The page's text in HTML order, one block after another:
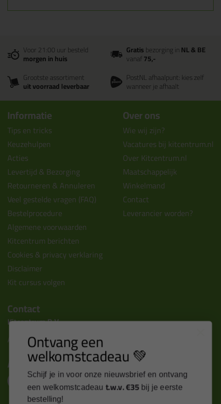
Voor 21:00 uur besteld
morgen in huis
Gratisbezorging inNL & BE
vanaf75,-
Grootste assortiment
uit voorraad leverbaar
PostNL afhaalpunt: kies zelf
wanneer je afhaalt
Informatie
Tips en tricks
Keuzehulpen
Acties
Levertijd & Bezorging
Retourneren & Annuleren
Veel gestelde vragen (FAQ)
Bestelprocedure
Algemene voorwaarden
Kitcentrum berichten
Cookies & privacy verklaring
Disclaimer
Kit cursus volgen
Over ons
Wie wij zijn?
Vacatures bij kitcentrum.nl
Over Kitcentrum.nl
Maatschappelijk
Winkelmand
Contact
Leverancier worden?
Contact
Kitcentrum B.V.
Alle contactgegevens >
Altijd op de hoogte blijven?
Ontvang een
welkomstcadeau 💚
Schijf je in voor onze nieuwsbrief en ontvang
een welkomstcadeau t.w.v. €35 bij je eerste
bestelling!